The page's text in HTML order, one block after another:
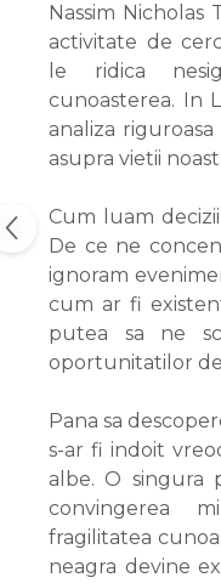
Nassim Nicholas
activitate de
le ridica
cunoasterea. In
analiza
asupra vietii
Cum luam
De ce ne
ignoram
cum ar fi
putea sa ne
oportunitatilor
Pana sa
s-ar fi indoit
albe. O singura
convingerea
fragilitatea
neagra devine